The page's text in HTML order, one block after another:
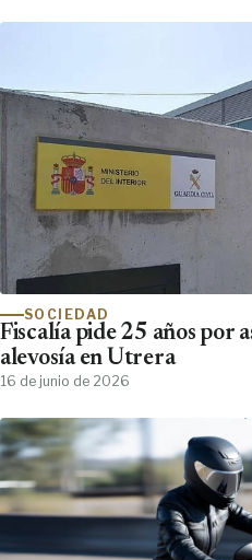
SOCIEDAD
Fiscalía pide 25 años por
alevosía en Utrera
16 de junio de 2026